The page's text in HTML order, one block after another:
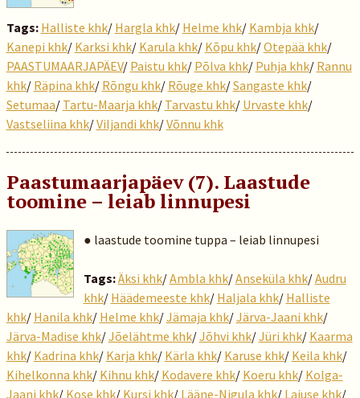
Tags: Halliste khk/ Hargla khk/ Helme khk/ Kambja khk/
Kanepi khk/ Karksi khk/ Karula khk/ Kõpu khk/Otepää khk/
PAASTUMAARJAPÄEV/ Paistu khk/ Põlva khk/ Puhja khk/ Rannu
khk/ Räpina khk/ Rõngu khk/ Rõuge khk/Sangaste khk/
Setumaa/ Tartu-Maarja khk/ Tarvastu khk/ Urvaste khk/
Vastseliina khk/Viljandi khk/Võnnu khk
Paastumaarjapäev (7). Laastude
toomine – leiab linnupesi
● laastude toomine tuppa – leiab linnupesi
Tags:Äksi khk/Ambla khk/Anseküla khk/Audru
khk/ Häädemeeste khk/ Haljala khk/ Halliste
khk/ Hanila khk/ Helme khk/Jämaja khk/Järva-Jaani khk/
Järva-Madise khk/Jõelähtme khk/Jõhvi khk/Jüri khk/ Kaarma
khk/ Kadrina khk/ Karja khk/ Kärla khk/ Karuse khk/ Keila khk/
Kihelkonna khk/ Kihnu khk/ Kodavere khk/ Koeru khk/ Kolga-
Jaani khk/ Kose khk/ Kursi khk/ Lääne-Nigula khk/ Laiuse khk/